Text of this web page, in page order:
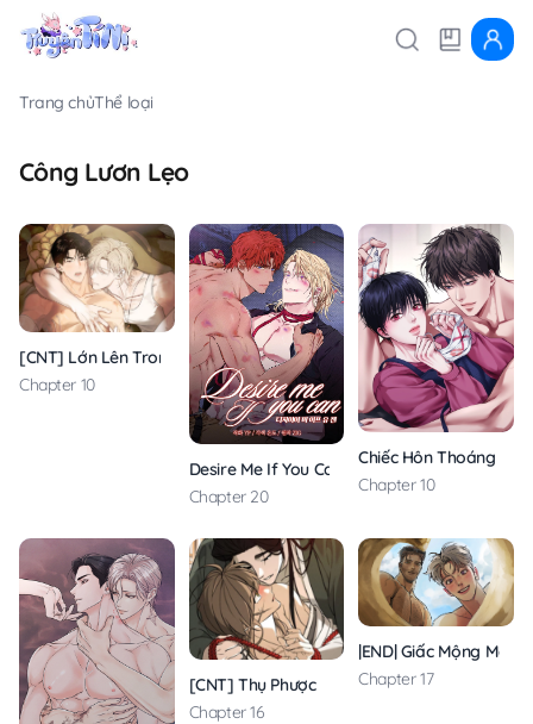
Trang chủThể loại
Công Lươn Lẹo
[CNT] Lớn Lên Trong Mạnh Khỏe
Chapter 10
Desire Me If You Can
Chapter 20
Chiếc Hôn Thoáng Qua
Chapter 10
[CNT] Thụ Phược
Chapter 16
|END| Giấc Mộng May
Chapter 17